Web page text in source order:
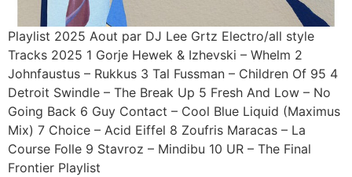
Playlist 2025 Aout par DJ Lee Grtz Electro/all style
Tracks 2025 1 Gorje Hewek & Izhevski – Whelm 2
Johnfaustus – Rukkus 3 Tal Fussman – Children Of 95 4
Detroit Swindle – The Break Up 5 Fresh And Low – No
Going Back 6 Guy Contact – Cool Blue Liquid (Maximus
Mix) 7 Choice – Acid Eiffel 8 Zoufris Maracas – La
Course Folle 9 Stavroz – Mindibu 10 UR ‎– The Final
Frontier Playlist